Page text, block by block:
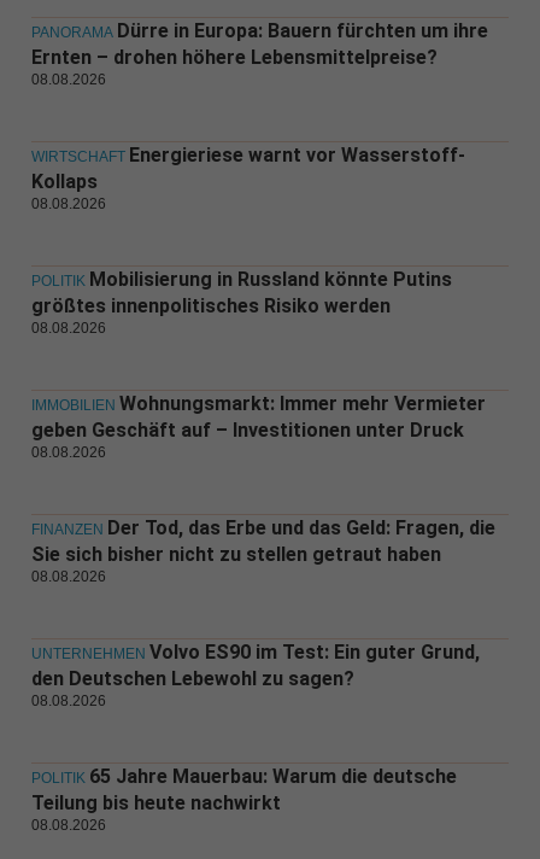
PANORAMA Dürre in Europa: Bauern fürchten um ihre
Ernten – drohen höhere Lebensmittelpreise?
08.08.2026
WIRTSCHAFT Energieriese warnt vor Wasserstoff-
Kollaps
08.08.2026
POLITIK Mobilisierung in Russland könnte Putins
größtes innenpolitisches Risiko werden
08.08.2026
IMMOBILIEN Wohnungsmarkt: Immer mehr Vermieter
geben Geschäft auf – Investitionen unter Druck
08.08.2026
FINANZEN Der Tod, das Erbe und das Geld: Fragen, die
Sie sich bisher nicht zu stellen getraut haben
08.08.2026
UNTERNEHMEN Volvo ES90 im Test: Ein guter Grund,
den Deutschen Lebewohl zu sagen?
08.08.2026
POLITIK 65 Jahre Mauerbau: Warum die deutsche
Teilung bis heute nachwirkt
08.08.2026